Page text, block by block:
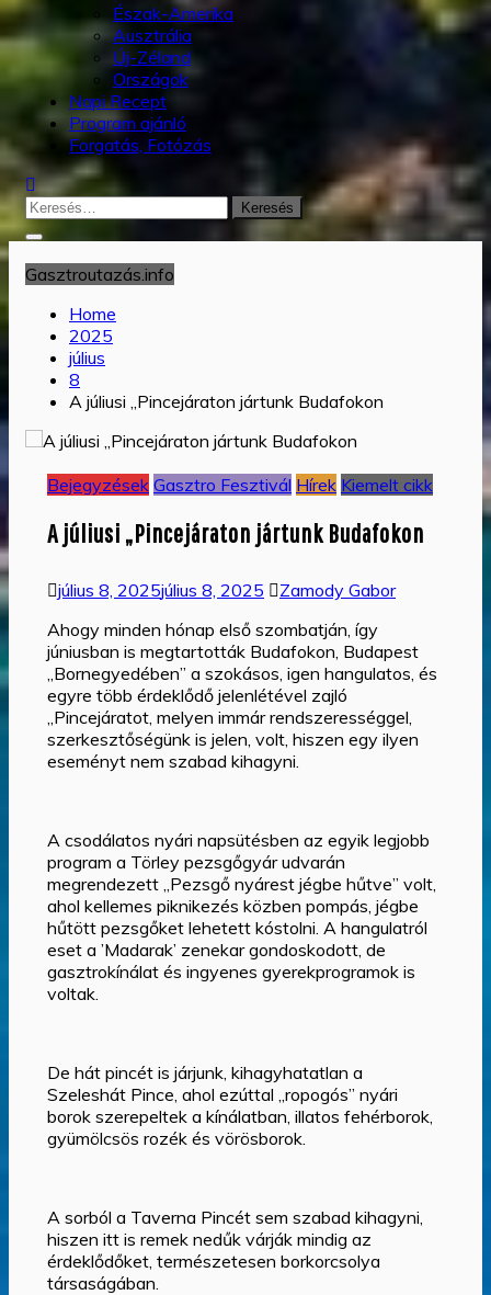
Észak-Amerika
Ausztrália
Új-Zéland
Országok
Napi Recept
Program ajánló
Forgatás, Fotózás
Keresés:
Gasztroutazás.info
Home
2025
július
8
A júliusi „Pincejáraton jártunk Budafokon
Bejegyzések Gasztro Fesztivál Hírek Kiemelt cikk
A júliusi „Pincejáraton jártunk Budafokon
július 8, 2025július 8, 2025
Zamody Gabor
Ahogy minden hónap első szombatján, így
júniusban is megtartották Budafokon, Budapest
„Bornegyedében” a szokásos, igen hangulatos, és
egyre több érdeklődő jelenlétével zajló
„Pincejáratot, melyen immár rendszerességgel,
szerkesztőségünk is jelen, volt, hiszen egy ilyen
eseményt nem szabad kihagyni.
A csodálatos nyári napsütésben az egyik legjobb
program a Törley pezsgőgyár udvarán
megrendezett „Pezsgő nyárest jégbe hűtve” volt,
ahol kellemes piknikezés közben pompás, jégbe
hűtött pezsgőket lehetett kóstolni. A hangulatról
eset a ’Madarak’ zenekar gondoskodott, de
gasztrokínálat és ingyenes gyerekprogramok is
voltak.
De hát pincét is járjunk, kihagyhatatlan a
Szeleshát Pince, ahol ezúttal „ropogós” nyári
borok szerepeltek a kínálatban, illatos fehérborok,
gyümölcsös rozék és vörösborok.
A sorból a Taverna Pincét sem szabad kihagyni,
hiszen itt is remek nedűk várják mindig az
érdeklődőket, természetesen borkorcsolya
társaságában.